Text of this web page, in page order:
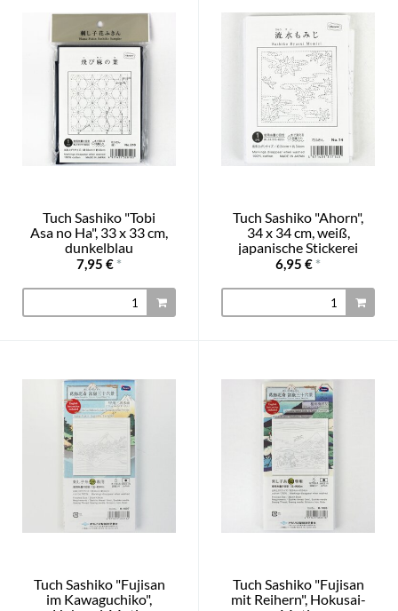
Tuch Sashiko "Tobi
Asa no Ha", 33 x 33 cm,
dunkelblau
7,95 € *
Tuch Sashiko "Ahorn",
34 x 34 cm, weiß,
japanische Stickerei
6,95 € *
Tuch Sashiko "Fujisan
im Kawaguchiko",
Tuch Sashiko "Fujisan
mit Reihern", Hokusai-